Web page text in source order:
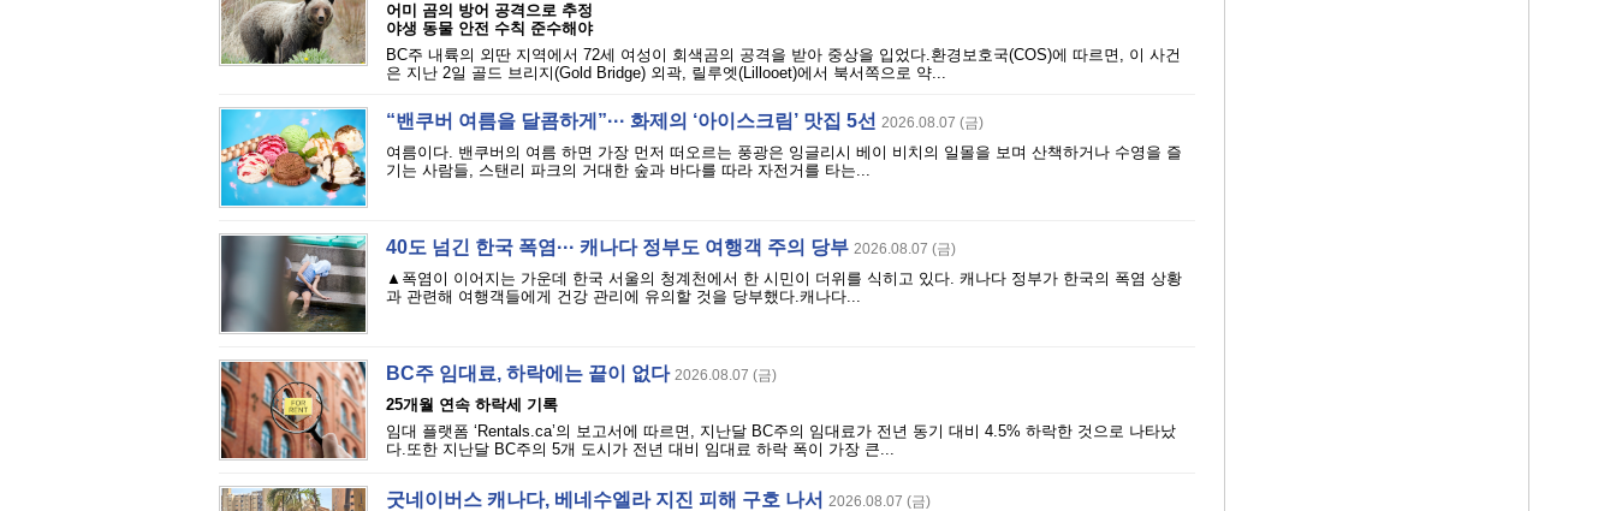
어미 곰의 방어 공격으로 추정
야생 동물 안전 수칙 준수해야
BC주 내륙의 외딴 지역에서 72세 여성이 회색곰의 공격을 받아 중상을 입었다.환경보호국(COS)에 따르면, 이 사건
은 지난 2일 골드 브리지(Gold Bridge) 외곽, 릴루엣(Lillooet)에서 북서쪽으로 약...
“밴쿠버 여름을 달콤하게”··· 화제의 ‘아이스크림’ 맛집 5선 2026.08.07 (금)
여름이다. 밴쿠버의 여름 하면 가장 먼저 떠오르는 풍광은 잉글리시 베이 비치의 일몰을 보며 산책하거나 수영을 즐
기는 사람들, 스탠리 파크의 거대한 숲과 바다를 따라 자전거를 타는...
40도 넘긴 한국 폭염··· 캐나다 정부도 여행객 주의 당부 2026.08.07 (금)
▲폭염이 이어지는 가운데 한국 서울의 청계천에서 한 시민이 더위를 식히고 있다. 캐나다 정부가 한국의 폭염 상황
과 관련해 여행객들에게 건강 관리에 유의할 것을 당부했다.캐나다...
BC주 임대료, 하락에는 끝이 없다 2026.08.07 (금)
25개월 연속 하락세 기록
임대 플랫폼 ‘Rentals.ca’의 보고서에 따르면, 지난달 BC주의 임대료가 전년 동기 대비 4.5% 하락한 것으로 나타났
다.또한 지난달 BC주의 5개 도시가 전년 대비 임대료 하락 폭이 가장 큰...
굿네이버스 캐나다, 베네수엘라 지진 피해 구호 나서 2026.08.07 (금)